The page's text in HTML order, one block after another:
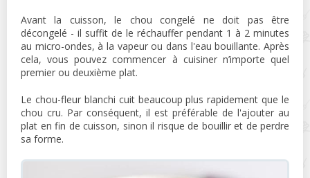
Avant la cuisson, le chou congelé ne doit pas être
décongelé - il suffit de le réchauffer pendant 1 à 2 minutes
au micro-ondes, à la vapeur ou dans l'eau bouillante. Après
cela, vous pouvez commencer à cuisiner n’importe quel
premier ou deuxième plat.
Le chou-fleur blanchi cuit beaucoup plus rapidement que le
chou cru. Par conséquent, il est préférable de l'ajouter au
plat en fin de cuisson, sinon il risque de bouillir et de perdre
sa forme.